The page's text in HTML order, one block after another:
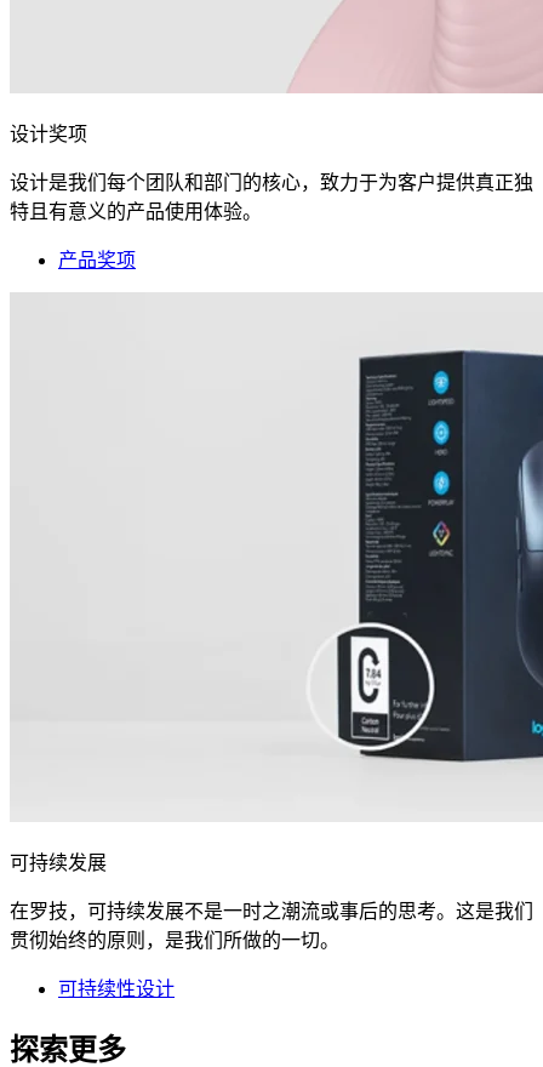
设计奖项
设计是我们每个团队和部门的核心，致力于为客户提供真正独
特且有意义的产品使用体验。
产品奖项
可持续发展
在罗技，可持续发展不是一时之潮流或事后的思考。这是我们
贯彻始终的原则，是我们所做的一切。
可持续性设计
探索更多